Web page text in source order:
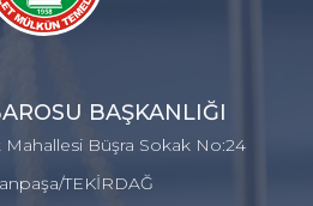
BAŞKANLIĞI
Büşra Sokak No:24
TEKİRDAĞ